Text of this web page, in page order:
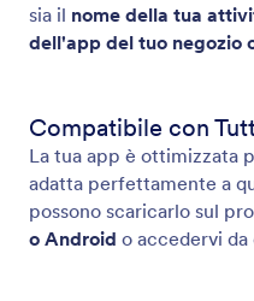
sia il nome della tua
dell'app del tuo negozio
Compatibile con
La tua app è ottimizzata
adatta perfettamente a
possono scaricarlo sul
o Android o accedervi da